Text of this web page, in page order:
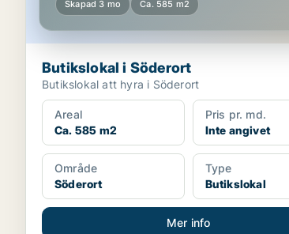
Skapad 3 mo Ca. 585 m2
Butikslokal i Söderort
Butikslokal att hyra i Söderort
Areal
Ca. 585 m2
Pris pr. md.
Inte angivet
Område
Söderort
Type
Butikslokal
Mer info